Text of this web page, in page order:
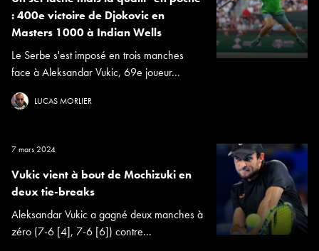
: 400e victoire de Djokovic en
Masters 1000 à Indian Wells
Le Serbe s'est imposé en trois manches
face à Aleksandar Vukic, 69e joueur...
LUCAS MORLIER
7 mars 2024
Vukic vient à bout de Mochizuki en
deux tie-breaks
Aleksandar Vukic a gagné deux manches à
zéro (7-6 [4], 7-6 [6]) contre...